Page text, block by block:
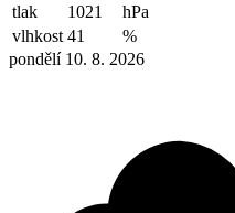
tlak
1021
hPa
vlhkost 41
%
pondělí 10. 8. 2026